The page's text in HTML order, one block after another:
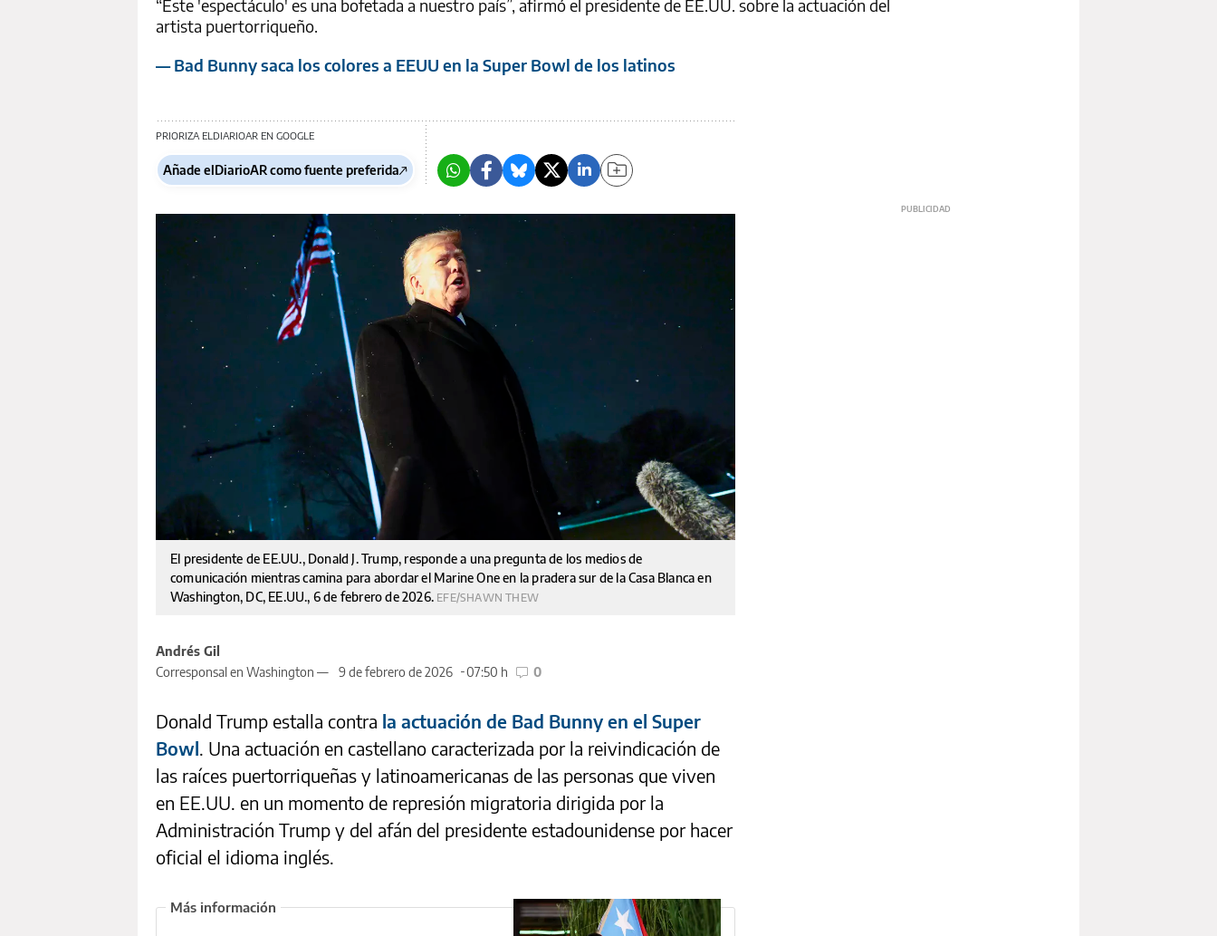
“Este 'espectáculo' es una bofetada a nuestro país”, afirmó el presidente de EE.UU. sobre la actuación del
artista puertorriqueño.
— Bad Bunny saca los colores a EEUU en la Super Bowl de los latinos
PRIORIZA ELDIARIOAR EN GOOGLE
Añade elDiarioAR como fuente preferida
El presidente de EE.UU., Donald J. Trump, responde a una pregunta de los medios de
comunicación mientras camina para abordar el Marine One en la pradera sur de la Casa Blanca en
Washington, DC, EE.UU., 6 de febrero de 2026. EFE/SHAWN THEW
Andrés Gil
Corresponsal en Washington —
9 de febrero de 2026 07:50 h 0
Donald Trump estalla contra la actuación de Bad Bunny en el Super
Bowl. Una actuación en castellano caracterizada por la reivindicación de
las raíces puertorriqueñas y latinoamericanas de las personas que viven
en EE.UU. en un momento de represión migratoria dirigida por la
Administración Trump y del afán del presidente estadounidense por hacer
oficial el idioma inglés.